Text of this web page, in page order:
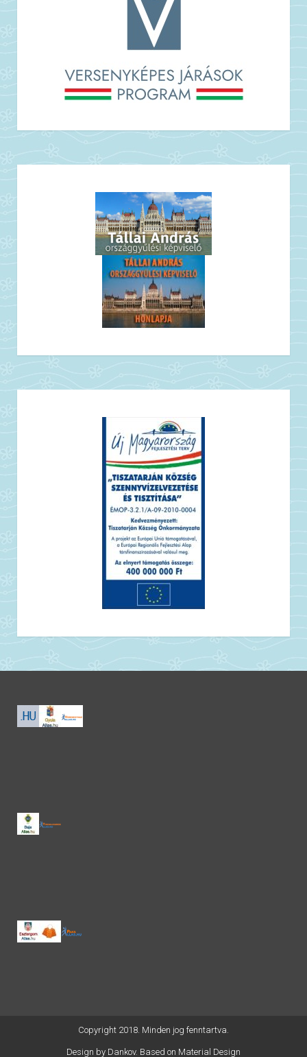
Copyright 2018. Minden jog fenntartva.
Design by Dankov. Based on Material Design